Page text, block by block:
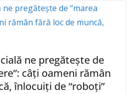
ne pregătește de
câți oameni rămân
înlocuiți de “roboți”